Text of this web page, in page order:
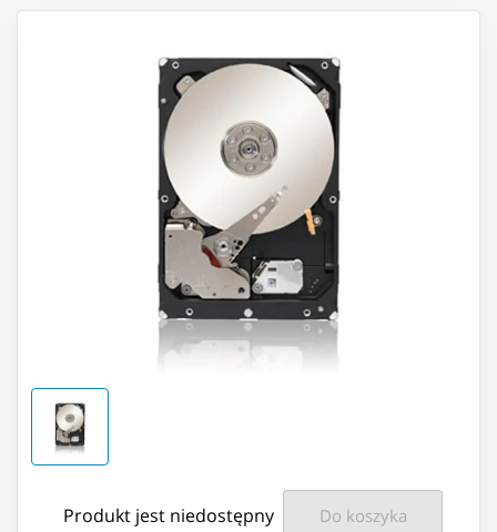
Produkt jest niedostępny Do koszyka